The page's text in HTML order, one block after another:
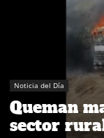
Noticia del Día
Queman
sector